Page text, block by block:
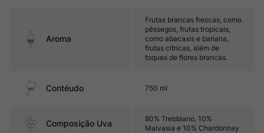
Aroma
Frutas brancas frescas, como
pêssegos, frutas tropicais,
como abacaxis e banana,
frutas cítricas, além de
toques de flores brancas.
Contéudo 750 ml
Composição Uva
80% Trebbiano, 10%
Malvasia e 10% Chardonnay